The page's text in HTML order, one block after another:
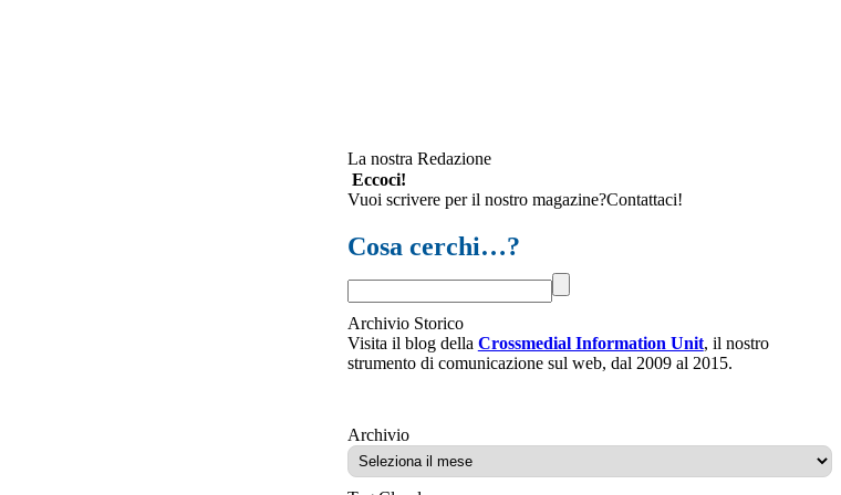
La nostra Redazione
Eccoci!
Vuoi scrivere per il nostro magazine?Contattaci!
Cosa cerchi…?
Archivio Storico
Visita il blog della Crossmedial Information Unit, il nostro
strumento di comunicazione sul web, dal 2009 al 2015.
ArchivioArchivio